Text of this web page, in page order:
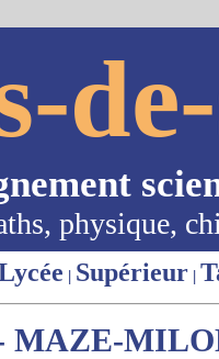
physique,
| Supérieur |
MAZE-